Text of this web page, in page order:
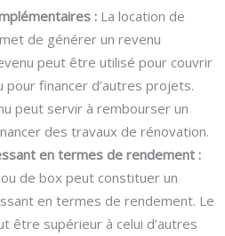
: La location de
de générer un revenu
peut être utilisé pour couvrir
pour financer d’autres projets.
peut servir à rembourser un
des travaux de rénovation.
en termes de rendement :
de box peut constituer un
en termes de rendement. Le
être supérieur à celui d’autres